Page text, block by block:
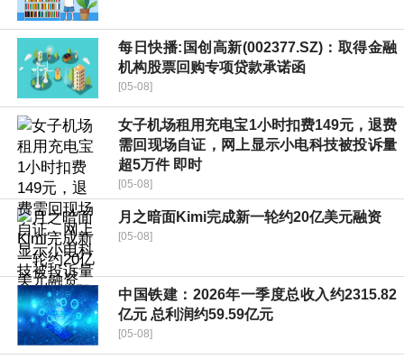
每日快播:国创高新(002377.SZ)：取得金融
机构股票回购专项贷款承诺函
[05-08]
女子机场租用充电宝1小时扣费149元，退费
需回现场自证，网上显示小电科技被投诉量
超5万件 即时
[05-08]
月之暗面Kimi完成新一轮约20亿美元融资
[05-08]
中国铁建：2026年一季度总收入约2315.82
亿元 总利润约59.59亿元
[05-08]